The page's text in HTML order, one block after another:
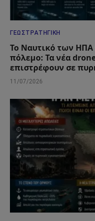
ΓΕΩΣΤΡΑΤΗΓΙΚΉ
Το Ναυτικό των ΗΠΑ
πόλεμο: Τα νέα
επιστρέφουν σε
11/07/2026